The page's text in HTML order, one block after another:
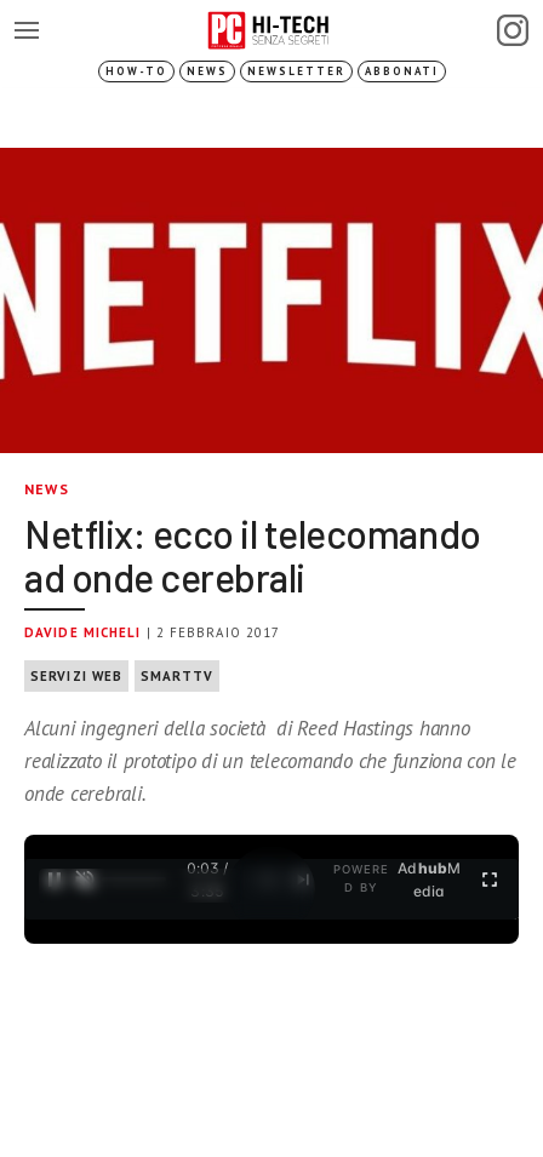
HOW-TO NEWS NEWSLETTER ABBONATI
NEWS
Netflix: ecco il telecomando
ad onde cerebrali
DAVIDE MICHELI | 2 FEBBRAIO 2017
SERVIZI WEB SMARTTV
Alcuni ingegneri della società di Reed Hastings hanno
realizzato il prototipo di un telecomando che funziona con le
onde cerebrali.
0:03 /
3:35
POWERE
D BY
AdhubM
edia